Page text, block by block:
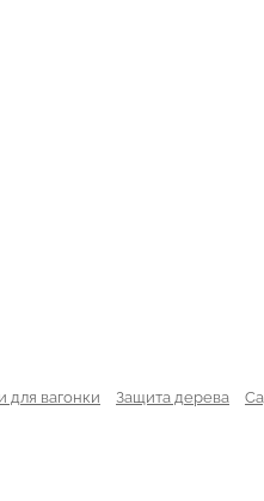
для вагонки Защита дерева